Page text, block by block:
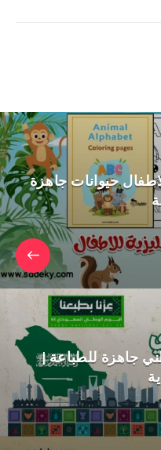
حيوانات جاهزة
جاهزة للطباعة |